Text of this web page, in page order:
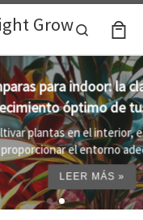
Grow
Search
indoor: la clave
óptimo de tus
en el interior, es
el entorno adecuado
LEER MÁS »